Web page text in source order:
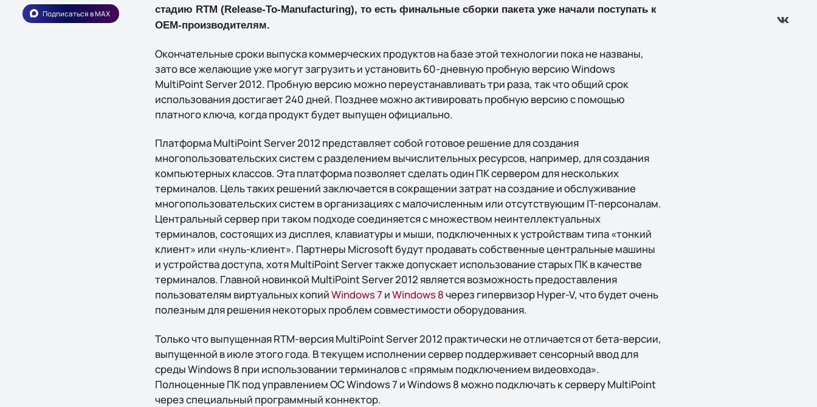
Подписаться в MAX
стадию RTM (Release-To-Manufacturing), то есть финальные сборки пакета уже начали поступать к
OEM-производителям.
Окончательные сроки выпуска коммерческих продуктов на базе этой технологии пока не названы,
зато все желающие уже могут загрузить и установить 60-дневную пробную версию Windows
MultiPoint Server 2012. Пробную версию можно переустанавливать три раза, так что общий срок
использования достигает 240 дней. Позднее можно активировать пробную версию с помощью
платного ключа, когда продукт будет выпущен официально.
Платформа MultiPoint Server 2012 представляет собой готовое решение для создания
многопользовательских систем с разделением вычислительных ресурсов, например, для создания
компьютерных классов. Эта платформа позволяет сделать один ПК сервером для нескольких
терминалов. Цель таких решений заключается в сокращении затрат на создание и обслуживание
многопользовательских систем в организациях с малочисленным или отсутствующим IT-персоналам.
Центральный сервер при таком подходе соединяется с множеством неинтеллектуальных
терминалов, состоящих из дисплея, клавиатуры и мыши, подключенных к устройствам типа «тонкий
клиент» или «нуль-клиент». Партнеры Microsoft будут продавать собственные центральные машины
и устройства доступа, хотя MultiPoint Server также допускает использование старых ПК в качестве
терминалов. Главной новинкой MultiPoint Server 2012 является возможность предоставления
пользователям виртуальных копийWindows 7 иWindows 8через гипервизор Hyper-V, что будет очень
полезным для решения некоторых проблем совместимости оборудования.
Только что выпущенная RTM-версия MultiPoint Server 2012 практически не отличается от бета-версии,
выпущенной в июле этого года. В текущем исполнении сервер поддерживает сенсорный ввод для
среды Windows 8 при использовании терминалов с «прямым подключением видеовхода».
Полноценные ПК под управлением ОС Windows 7 и Windows 8 можно подключать к серверу MultiPoint
через специальный программный коннектор.